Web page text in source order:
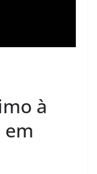
à
em